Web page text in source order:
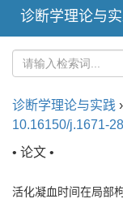
诊断学理论与
诊断学理论与实践
10.16150/j.1671-
• 论文 •
活化凝血时间在局部